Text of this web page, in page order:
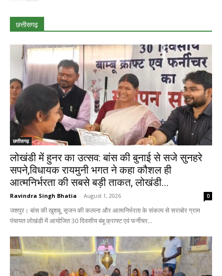
छत्तीसगढ़
छत्तीसगढ़
लोखंडी में हुनर का उत्सव: बांस की बुनाई से सजे सुनहरे
सपने,विधायक रायमुनी भगत ने कहा कौशल ही
आत्मनिर्भरता की सबसे बड़ी ताकत, लोखंडी...
Ravindra Singh Bhatia - August 1, 2026 0
जशपुर। बांस की खुशबू, सृजन की कल्पना और आत्मनिर्भरता के संकल्प से सराबोर ग्राम
पंचायत लोखंडी में आयोजित 30 दिवसीय बंबू क्राफ्ट एवं फर्नीचर...